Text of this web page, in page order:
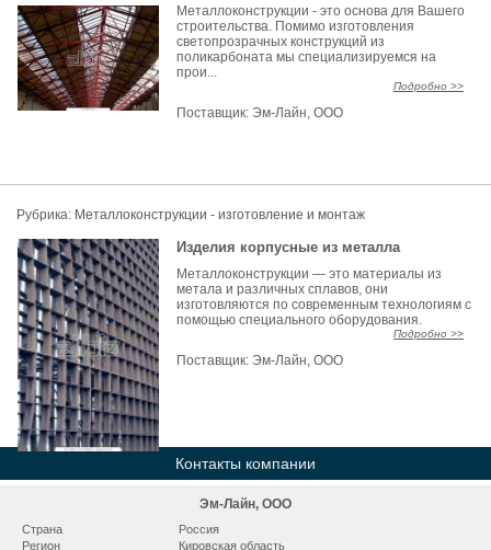
Металлоконструкции - это основа для Вашего
строительства. Помимо изготовления
светопрозрачных конструкций из
поликарбоната мы специализируемся на
прои...
Подробно >>
Поставщик: Эм-Лайн, OOO
Рубрика: Металлоконструкции - изготовление и монтаж
Изделия корпусные из металла
Металлоконструкции — это материалы из
метала и различных сплавов, они
изготовляются по современным технологиям с
помощью специального оборудования.
Подробно >>
Поставщик: Эм-Лайн, OOO
Контакты компании
Эм-Лайн, OOO
Страна
Россия
Регион
Кировская область